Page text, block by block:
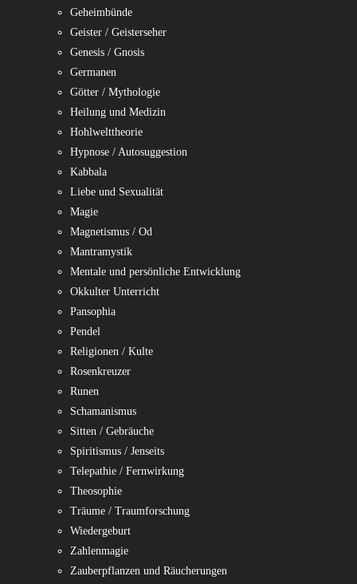
Geheimbünde
Geister / Geisterseher
Genesis / Gnosis
Germanen
Götter / Mythologie
Heilung und Medizin
Hohlwelttheorie
Hypnose / Autosuggestion
Kabbala
Liebe und Sexualität
Magie
Magnetismus / Od
Mantramystik
Mentale und persönliche Entwicklung
Okkulter Unterricht
Pansophia
Pendel
Religionen / Kulte
Rosenkreuzer
Runen
Schamanismus
Sitten / Gebräuche
Spiritismus / Jenseits
Telepathie / Fernwirkung
Theosophie
Träume / Traumforschung
Wiedergeburt
Zahlenmagie
Zauberpflanzen und Räucherungen